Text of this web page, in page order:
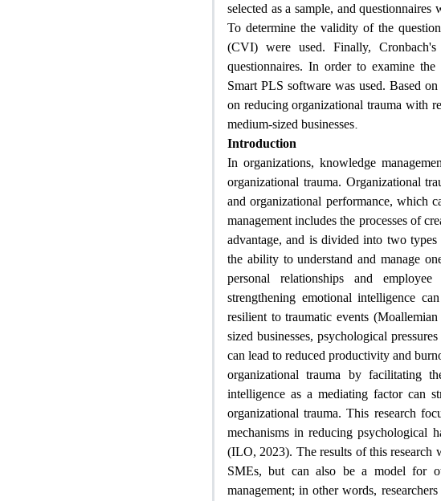
selected as a sample, and
To determine the validity of the
(CVI) were used. Finally,
questionnaires. In order to examine
Smart PLS software was used. Based
on reducing organizational trauma with
medium-sized businesses.
Introduction
In organizations, knowledge
organizational trauma. Organizational
and organizational performance, which
management includes the processes of
advantage, and is divided into two
the ability to understand and manage
personal relationships and
strengthening emotional intelligence
resilient to traumatic events
sized businesses, psychological
can lead to reduced productivity and
organizational trauma by facilitating
intelligence as a mediating factor can
organizational trauma. This research
mechanisms in reducing psychological
(ILO, 2023). The results of this
SMEs, but can also be a model for
management; in other words,